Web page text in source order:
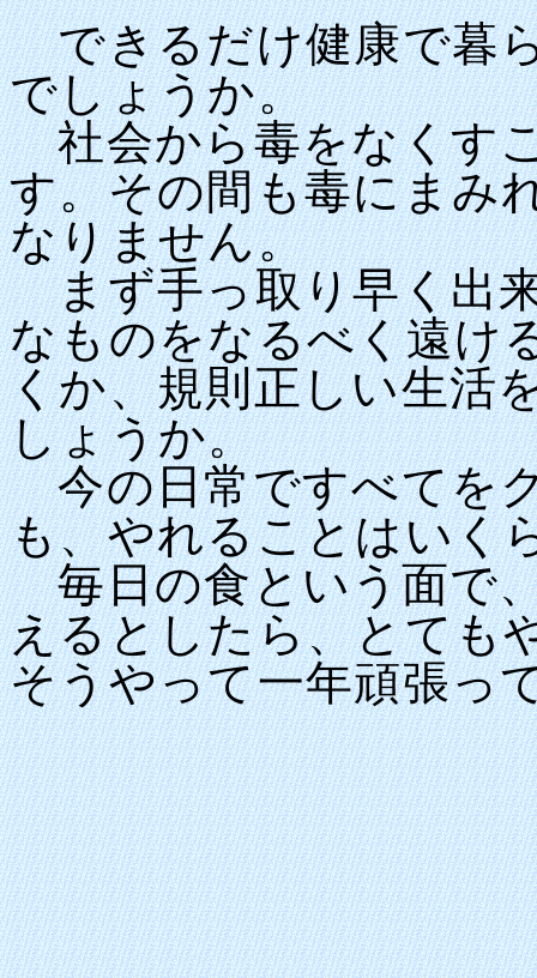
できるだけ健康で暮
でしょうか。
社会から毒をなくす
す。その間も毒にまみ
なりません。
まず手っ取り早く出
なものをなるべく遠け
くか、規則正しい生活
しょうか。
今の日常ですべてを
も、やれることはいく
毎日の食という面で
えるとしたら、とても
そうやって一年頑張っ